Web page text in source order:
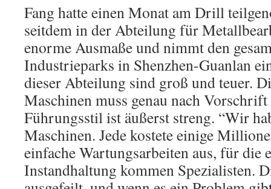
Fang hatte einen Monat am Drill
seitdem in der Abteilung für
enorme Ausmaße und nimmt den
Industrieparks in Shenzhen-Guanlan
dieser Abteilung sind groß und teuer.
Maschinen muss genau nach
Führungsstil ist äußerst streng. “Wir
Maschinen. Jede kostete einige
einfache Wartungsarbeiten aus, für die
Instandhaltung kommen Spezialisten.